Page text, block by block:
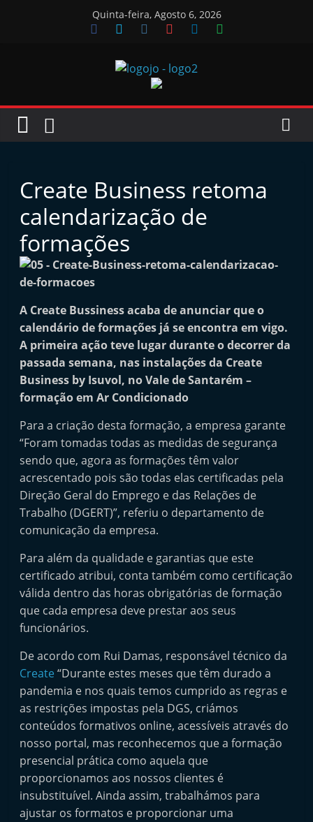
Quinta-feira, Agosto 6, 2026
Jornal
Oficinas
o
r
n
i
n
d
e
p
e
n
d
e
n
t
e
d
o
A
f
e
r
m
a
r
e
t
A
Create Business retoma
calendarização de
formações
A Create Bussiness acaba de anunciar que o
calendário de formações já se encontra em vigo.
A primeira ação teve lugar durante o decorrer da
passada semana, nas instalações da Create
Business by Isuvol, no Vale de Santarém –
formação em Ar Condicionado
Para a criação desta formação, a empresa garante
“Foram tomadas todas as medidas de segurança
sendo que, agora as formações têm valor
acrescentado pois são todas elas certificadas pela
Direção Geral do Emprego e das Relações de
Trabalho (DGERT)”, referiu o departamento de
comunicação da empresa.
Para além da qualidade e garantias que este
certificado atribui, conta também como certificação
válida dentro das horas obrigatórias de formação
que cada empresa deve prestar aos seus
funcionários.
De acordo com Rui Damas, responsável técnico da
Create “Durante estes meses que têm durado a
pandemia e nos quais temos cumprido as regras e
as restrições impostas pela DGS, criámos
conteúdos formativos online, acessíveis através do
nosso portal, mas reconhecemos que a formação
presencial prática como aquela que
proporcionamos aos nossos clientes é
insubstituível. Ainda assim, trabalhámos para
ajustar os formatos e proporcionar uma